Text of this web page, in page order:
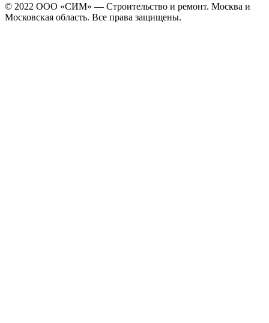
© 2022 ООО «СИМ» — Строительство и ремонт. Москва и
Московская область. Все права защищены.